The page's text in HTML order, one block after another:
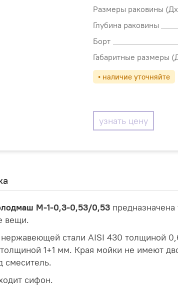
Размеры раковины
Глубина раковины
Борт
Габаритные размеры
• наличие уточняйте
узнать цену
М-1-0,3-0,53/0,53
вещи.
стали AISI 430 толщиной
1+1 мм. Края мойки не имеют
смеситель.
сифон.